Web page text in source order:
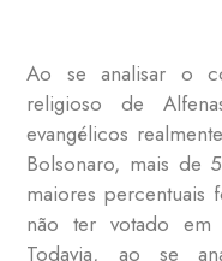
Ao se analisar o
religioso de
evangélicos
Bolsonaro, mais de
maiores percentuais
não ter votado em
Todavia, ao se